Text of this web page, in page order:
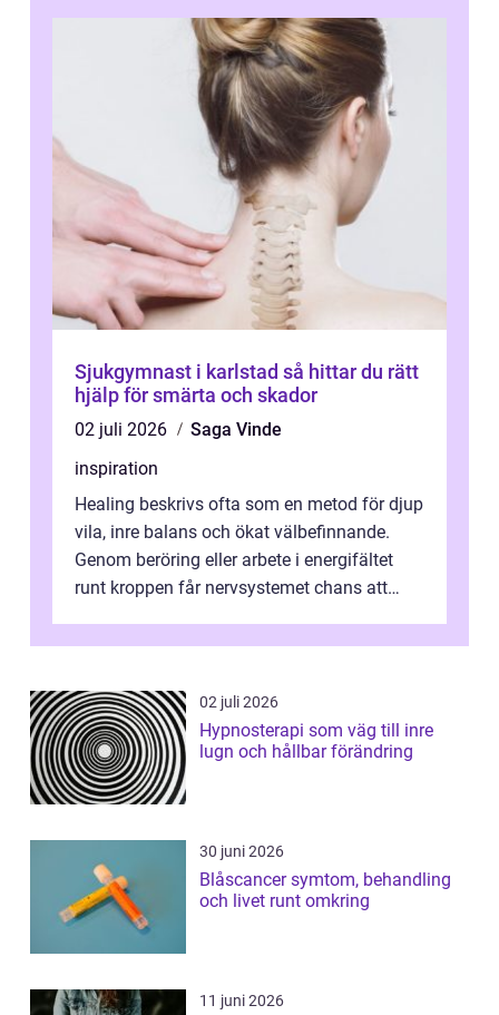
Sjukgymnast i karlstad så hittar du rätt
hjälp för smärta och skador
02 juli 2026
Saga Vinde
inspiration
Healing beskrivs ofta som en metod för djup
vila, inre balans och ökat välbefinnande.
Genom beröring eller arbete i energifältet
runt kroppen får nervsystemet chans att
02 juli 2026
Hypnosterapi som väg till inre
lugn och hållbar förändring
30 juni 2026
Blåscancer symtom, behandling
och livet runt omkring
11 juni 2026